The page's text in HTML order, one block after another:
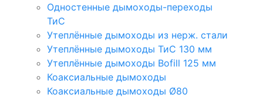
Одностенные дымоходы-переходы
ТиС
Утеплённые дымоходы из нерж. стали
Утеплённые дымоходы ТиС 130 мм
Утеплённые дымоходы Bofill 125 мм
Коаксиальные дымоходы
Коаксиальные дымоходы Ø80